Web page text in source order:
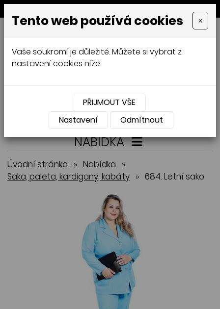
MENU
GALAMODA-XXL
Jana Mládková
XXL,ČESKÁ VÝROBA
Přihlásit Košík 0
NABÍDKA
Úvodní stránka » Nabídka »
Saka, paleta, kardigany, kabáty » 684. Letní sako
Tento web používá cookies ×
Vaše soukromí je důležité. Můžete si vybrat z
nastavení cookies níže.
PŘIJMOUT VŠE
Nastavení
Odmítnout